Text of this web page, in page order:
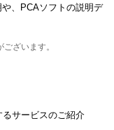
、PCAソフトの説明デ
ざいます。
サービスのご紹介